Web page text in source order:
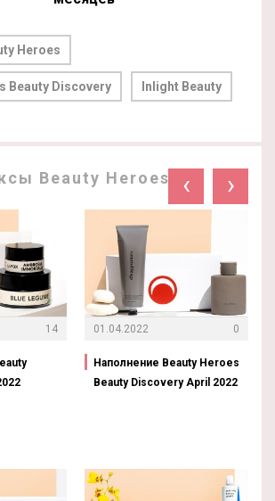
Heroes
Beauty Discovery Inlight Beauty
Beauty Heroes: ‹ ›
14 01.04.2022 0
Наполнение Beauty Heroes
Beauty Discovery April 2022